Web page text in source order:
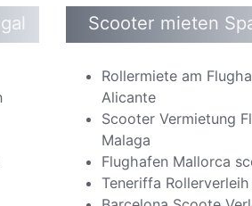
Scooter mieten
Rollermiete am
Alicante
Scooter Vermietung
Malaga
Flughafen Mallorca
Teneriffa Rollerverleih